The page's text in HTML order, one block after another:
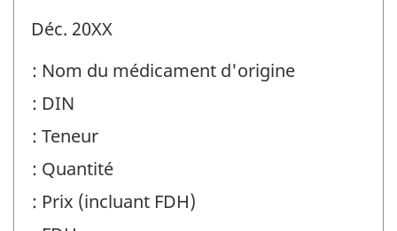
Déc. 20XX
: Nom du médicament d'origine
: DIN
: Teneur
: Quantité
: Prix (incluant FDH)